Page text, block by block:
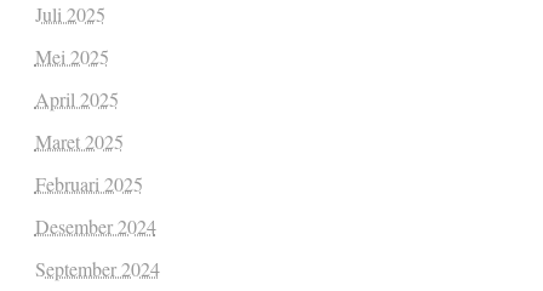
Juli 2025
Mei 2025
April 2025
Maret 2025
Februari 2025
Desember 2024
September 2024